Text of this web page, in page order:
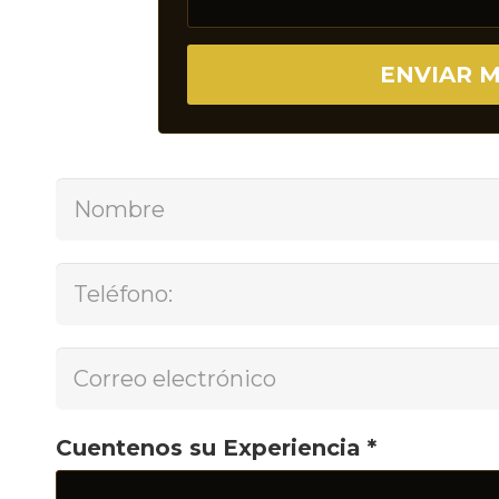
ENVIAR
Cuentenos su Experiencia *